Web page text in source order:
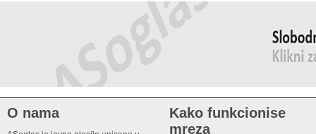
O nama
Kako funkcionise
mreza